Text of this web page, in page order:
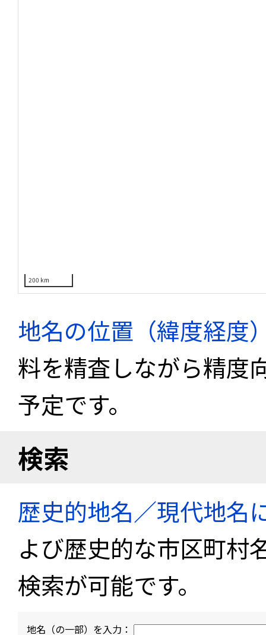
200 km
地名の位置（緯度経度
料を精査しながら精度
予定です。
検索
歴史的地名／現代地名
よび歴史的な市区町村
検索が可能です。
地名（の一部）を入力：